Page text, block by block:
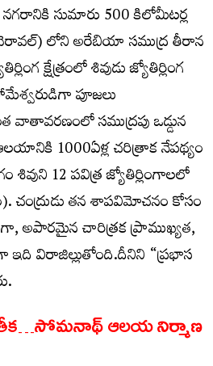
సుమారు 500 కిలోమీటర్ల
లోని అరేబియా సముద్ర తీరాన
క్షేత్రంలో శివుడు జ్యోతిర్లింగ
పూజలు
వాతావరణంలో సముద్రపు ఒడ్డున
1000ఏళ్ల చరిత్రాక నేపథ్యం
12 పవిత్ర జ్యోతిర్లింగాలలో
చంద్రుడు తన శాపవిమోచనం కోసం
అపారమైన చారిత్రక ప్రాముఖ్యత,
ఇది విరాజిల్లుతోంది.దీనిని “ప్రభాస
ఆలయ నిర్మాణ